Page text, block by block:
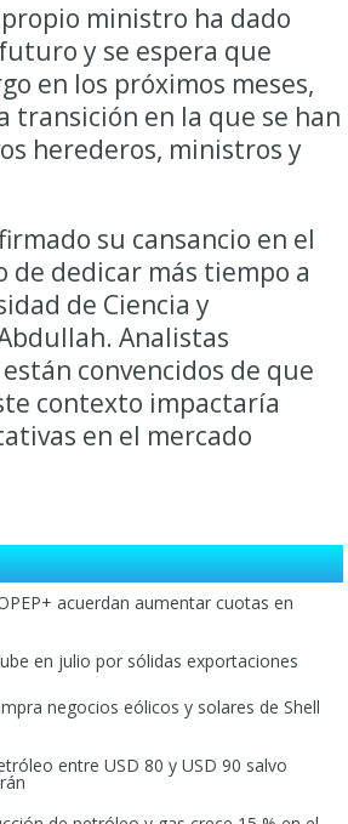
ministro ha dado
y se espera que
en los próximos meses,
transición en la que se han
herederos, ministros y
su cansancio en el
de dedicar más tiempo a
de Ciencia y
Analistas
convencidos de que
contexto impactaría
en el mercado
acuerdan aumentar cuotas en
en julio por sólidas exportaciones
negocios eólicos y solares de Shell
entre USD 80 y USD 90 salvo